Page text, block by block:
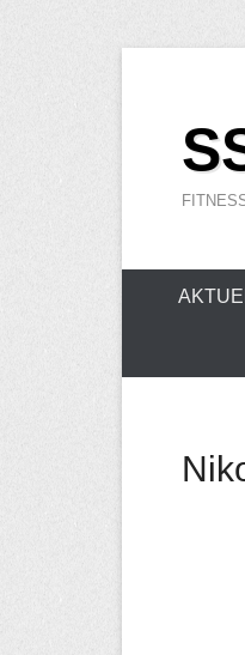
wechseln
Primäres